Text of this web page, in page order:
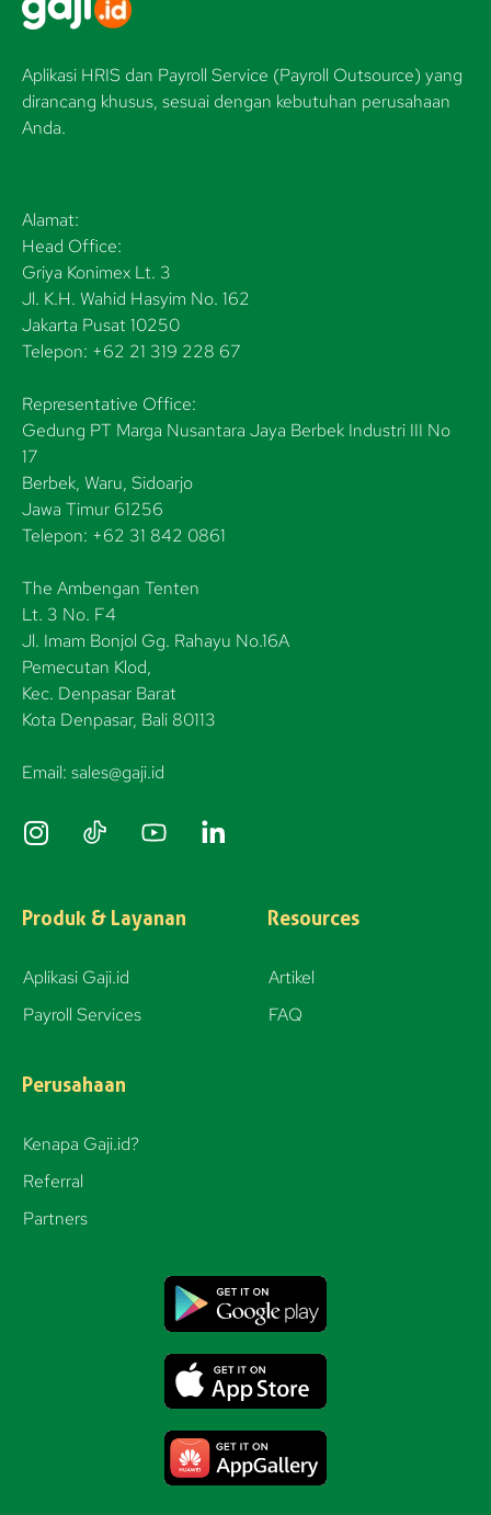
Aplikasi HRIS dan Payroll Service (Payroll Outsource) yang
dirancang khusus, sesuai dengan kebutuhan perusahaan
Anda.
Alamat:
Head Office:
Griya Konimex Lt. 3
Jl. K.H. Wahid Hasyim No. 162
Jakarta Pusat 10250
Telepon: +62 21 319 228 67
Representative Office:
Gedung PT Marga Nusantara Jaya Berbek Industri III No
17
Berbek, Waru, Sidoarjo
Jawa Timur 61256
Telepon: +62 31 842 0861
The Ambengan Tenten
Lt. 3 No. F4
Jl. Imam Bonjol Gg. Rahayu No.16A
Pemecutan Klod,
Kec. Denpasar Barat
Kota Denpasar, Bali 80113
Email: sales@gaji.id
I
t
g
r
a
Produk & Layanan
Aplikasi Gaji.id
Payroll Services
Perusahaan
Kenapa Gaji.id?
Referral
Partners
Resources
Artikel
FAQ